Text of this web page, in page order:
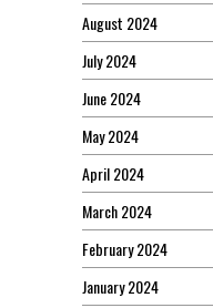
August 2024
July 2024
June 2024
May 2024
April 2024
March 2024
February 2024
January 2024